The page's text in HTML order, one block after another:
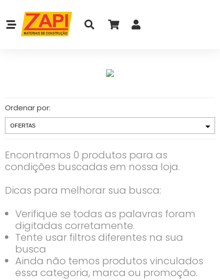
Ordenar por:
Encontramos 0 produtos para as
condições buscadas em nossa loja.
Dicas para melhorar sua busca:
Verifique se todas as palavras foram
digitadas corretamente.
Tente usar filtros diferentes na sua
busca
Ainda não temos produtos vinculados
essa categoria, marca ou promoção.